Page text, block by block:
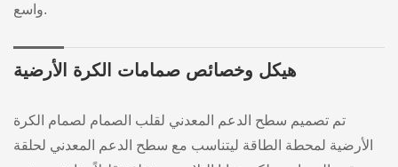
واسع.
هيكل وخصائص صمامات الكرة الأرضية
تم تصميم سطح الدعم المعدني لقلب الصمام لصمام الكرة
الأرضية لمحطة الطاقة ليتناسب مع سطح الدعم المعدني لحلقة